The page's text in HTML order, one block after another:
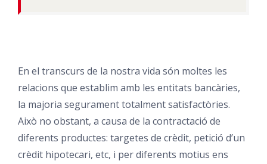
En el transcurs de la nostra vida són moltes les
relacions que establim amb les entitats bancàries,
la majoria segurament totalment satisfactòries.
Això no obstant, a causa de la contractació de
diferents productes: targetes de crèdit, petició d’un
crèdit hipotecari, etc, i per diferents motius ens